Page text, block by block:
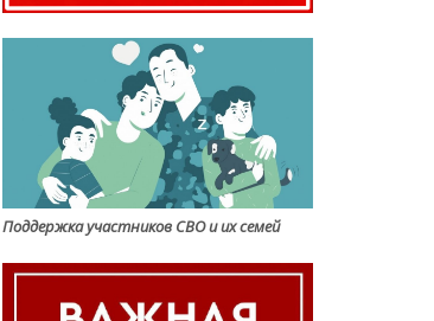
Поддержка участников СВО и их семей